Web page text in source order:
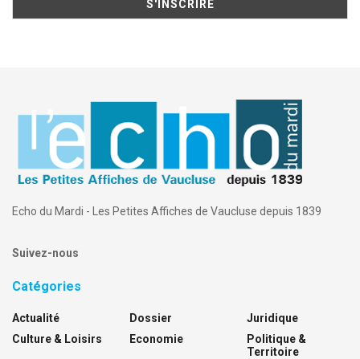
Echo du Mardi - Les Petites Affiches de Vaucluse depuis 1839
Suivez-nous
Catégories
Actualité
Culture & Loisirs
Dossier
Economie
Juridique
Politique &
Territoire